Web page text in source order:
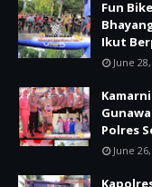
Fun
Ikut
June
Polres
June